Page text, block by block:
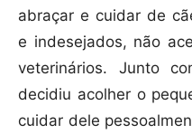
abraçar e cuidar de
e indesejados, não
veterinários. Junto
decidiu acolher o
cuidar dele